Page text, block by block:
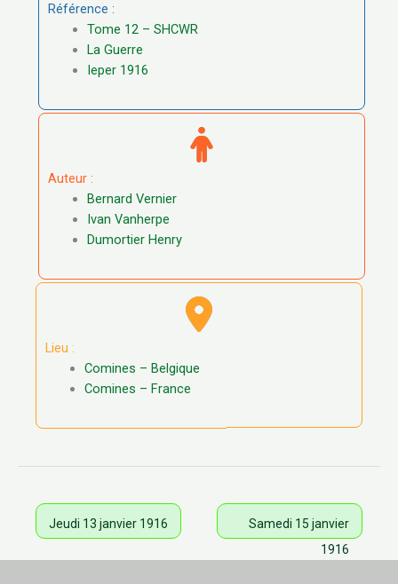
Référence :
Tome 12 – SHCWR
La Guerre
Ieper 1916
Auteur :
Bernard Vernier
Ivan Vanherpe
Dumortier Henry
Lieu :
Comines – Belgique
Comines – France
Jeudi 13 janvier 1916
Samedi 15 janvier
1916